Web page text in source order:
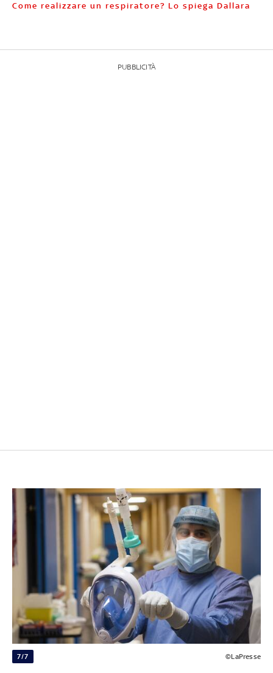
Come realizzare un respiratore? Lo spiega Dallara
PUBBLICITÀ
7/7 ©LaPresse